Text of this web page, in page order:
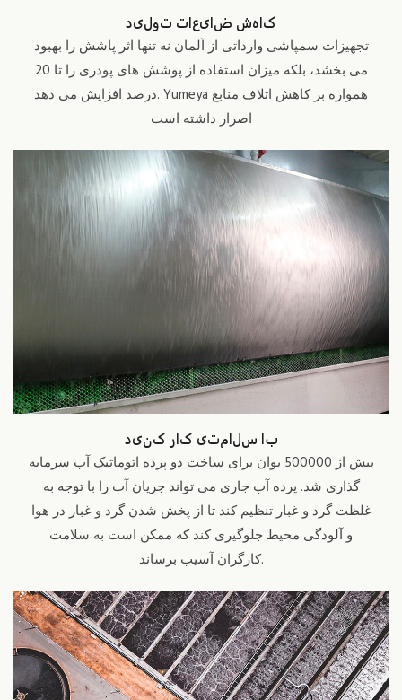
کاهش ضایعات تولید
تجهیزات سمپاشی وارداتی از آلمان نه تنها اثر پاشش را بهبود
می بخشد، بلکه میزان استفاده از پوشش های پودری را تا 20
درصد افزایش می دهد. Yumeya همواره بر کاهش اتلاف منابع
اصرار داشته است
با سلامتی کار کنید
بیش از 500000 یوان برای ساخت دو پرده اتوماتیک آب سرمایه
گذاری شد. پرده آب جاری می تواند جریان آب را با توجه به
غلظت گرد و غبار تنظیم کند تا از پخش شدن گرد و غبار در هوا
و آلودگی محیط جلوگیری کند که ممکن است به سلامت
کارگران آسیب برساند.